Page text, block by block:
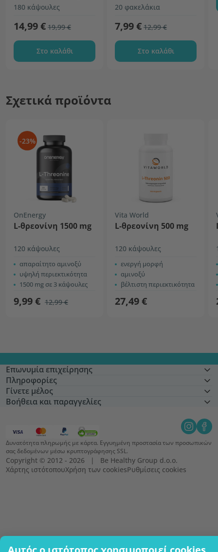
180 κάψουλες
14,99 € 19,99 €
Στο καλάθι
20 φακελάκια
7,99 € 12,99 €
Στο καλάθι
Σχετικά προϊόντα
-23%
OnEnergy
L-θρεονίνη 1500 mg
120 κάψουλες
απαραίτητο αμινοξύ
υψηλή περιεκτικότητα
1500 mg σε 3 κάψουλες
9,99 € 12,99 €
Vita World
L-θρεονίνη 500 mg
120 κάψουλες
ενεργή μορφή
αμινοξύ
βέλτιστη περιεκτικότητα
27,49 €
Επωνυμία επιχείρησης
Πληροφορίες
Γίνετε μέλος
Βοήθεια και παραγγελίες
Δυνατότητα πληρωμής με κάρτα. Εγγυημένη προστασία των προσωπικών
σας δεδομένων μέσω κρυπτογράφησης SSL.
Copyright © 2012 - 2026   |   Be Healthy Group d.o.o.
Χάρτης ιστότοπουΧρήση των cookiesΡυθμίσεις cookies